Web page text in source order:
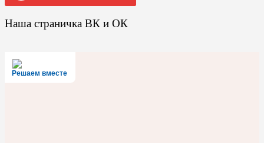
Наша страничка ВК и ОК
Решаем вместе